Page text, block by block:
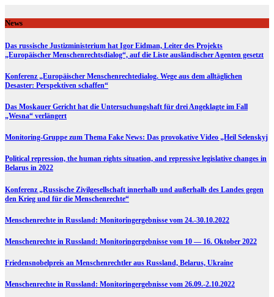
to
content
News
Das russische Justizministerium hat Igor Eidman, Leiter des Projekts
„Europäischer Menschenrechtsdialog“, auf die Liste ausländischer Agenten gesetzt
Konferenz „Europäischer Menschenrechtedialog. Wege aus dem alltäglichen
Desaster: Perspektiven schaffen“
Das Moskauer Gericht hat die Untersuchungshaft für drei Angeklagte im Fall
„Wesna“ verlängert
Monitoring-Gruppe zum Thema Fake News: Das provokative Video „Heil Selenskyj
Political repression, the human rights situation, and repressive legislative changes in
Belarus in 2022
Konferenz „Russische Zivilgesellschaft innerhalb und außerhalb des Landes gegen
den Krieg und für die Menschenrechte“
Menschenrechte in Russland: Monitoringergebnisse vom 24.-30.10.2022
Menschenrechte in Russland: Monitoringergebnisse vom 10 — 16. Oktober 2022
Friedensnobelpreis an Menschenrechtler aus Russland, Belarus, Ukraine
Menschenrechte in Russland: Monitoringergebnisse vom 26.09.-2.10.2022